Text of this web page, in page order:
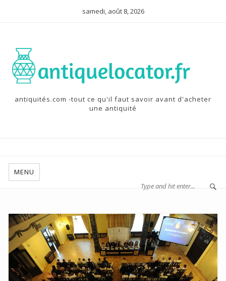
samedi, août 8, 2026
antiquités.com -tout ce qu'il faut savoir avant d'acheter
une antiquité
MENU